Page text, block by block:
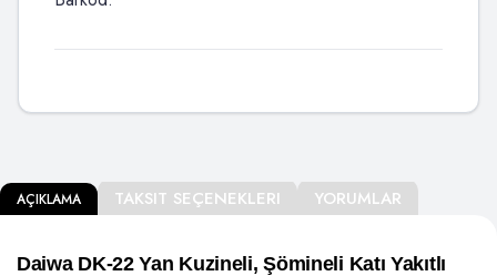
AÇIKLAMA TAKSIT SEÇENEKLERI YORUMLAR
Daiwa DK-22 Yan Kuzineli, Şömineli Katı Yakıtlı